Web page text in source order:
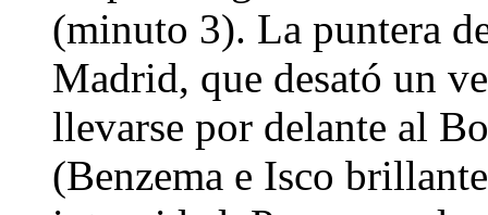
(minuto 3). La puntera
Madrid, que desató un
llevarse por delante al
(Benzema e Isco